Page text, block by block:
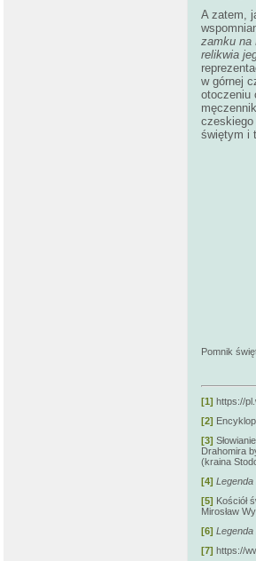
A zatem,
zamku na
relikwia
w górnej
otoczeniu
czeskiego
świętym i
Pomnik
[1] https://
[2]
[3]
Drahomira
(kraina
[4] Legenda
[5] Kościół
Mirosław
[6] Legenda
[7] https://